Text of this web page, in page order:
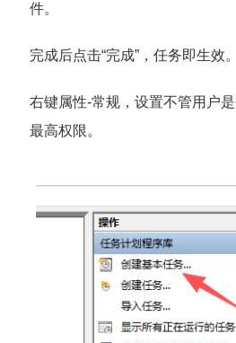
件。
完成后点击“完成”，任务即生效。
右键属性-常规，设置不管用户
最高权限。